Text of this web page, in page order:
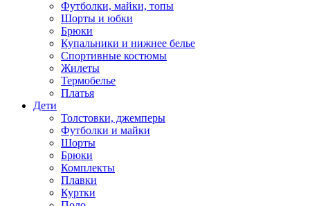
Футболки, майки, топы
Шорты и юбки
Брюки
Купальники и нижнее белье
Спортивные костюмы
Жилеты
Термобелье
Платья
Дети
Толстовки, джемперы
Футболки и майки
Шорты
Брюки
Комплекты
Плавки
Куртки